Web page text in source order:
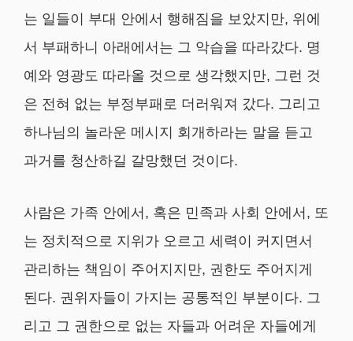
는 일들이 부대 안에서 행해짐을 보았지만, 위에
서 부패하니 아래에서는 그 악습을 따라갔다. 명
예와 영광도 따라올 것으로 생각했지만, 그런 것
은 전혀 없는 부정부패로 더러워져 갔다. 그리고
하나님의 놀라운 메시지 회개하라는 말을 듣고
과거를 청산하길 갈망했던 것이다.
사람은 가족 안에서, 혹은 민족과 사회 안에서, 또
는 정치적으로 지위가 오르고 세력이 커지면서
관리하는 책임이 주어지지만, 권한도 주어지게
된다. 권위자들이 가지는 공통적인 부분이다. 그
리고 그 권한으로 없는 자들과 어려운 자들에게